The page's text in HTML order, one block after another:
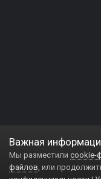
Важная
Мы разместили cookie-
файлов, или